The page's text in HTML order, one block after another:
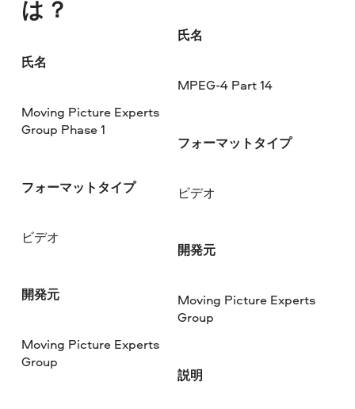
は？
氏名
Moving Picture Experts
Group Phase 1
フォーマットタイプ
ビデオ
開発元
Moving Picture Experts
Group
氏名
MPEG-4 Part 14
フォーマットタイプ
ビデオ
開発元
Moving Picture Experts
Group
説明